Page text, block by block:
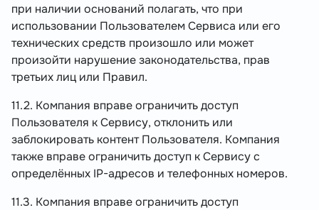
при наличии оснований полагать, что при
использовании Пользователем Сервиса или его
технических средств произошло или может
произойти нарушение законодательства, прав
третьих лиц или Правил.
11.2. Компания вправе ограничить доступ
Пользователя к Сервису, отклонить или
заблокировать контент Пользователя. Компания
также вправе ограничить доступ к Сервису с
определённых IP-адресов и телефонных номеров.
11.3. Компания вправе ограничить доступ